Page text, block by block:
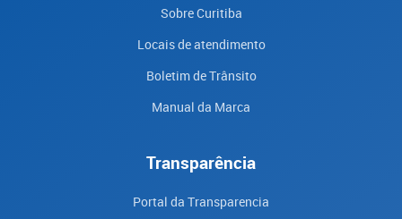
Sobre Curitiba
Locais de atendimento
Boletim de Trânsito
Manual da Marca
Transparência
Portal da Transparencia